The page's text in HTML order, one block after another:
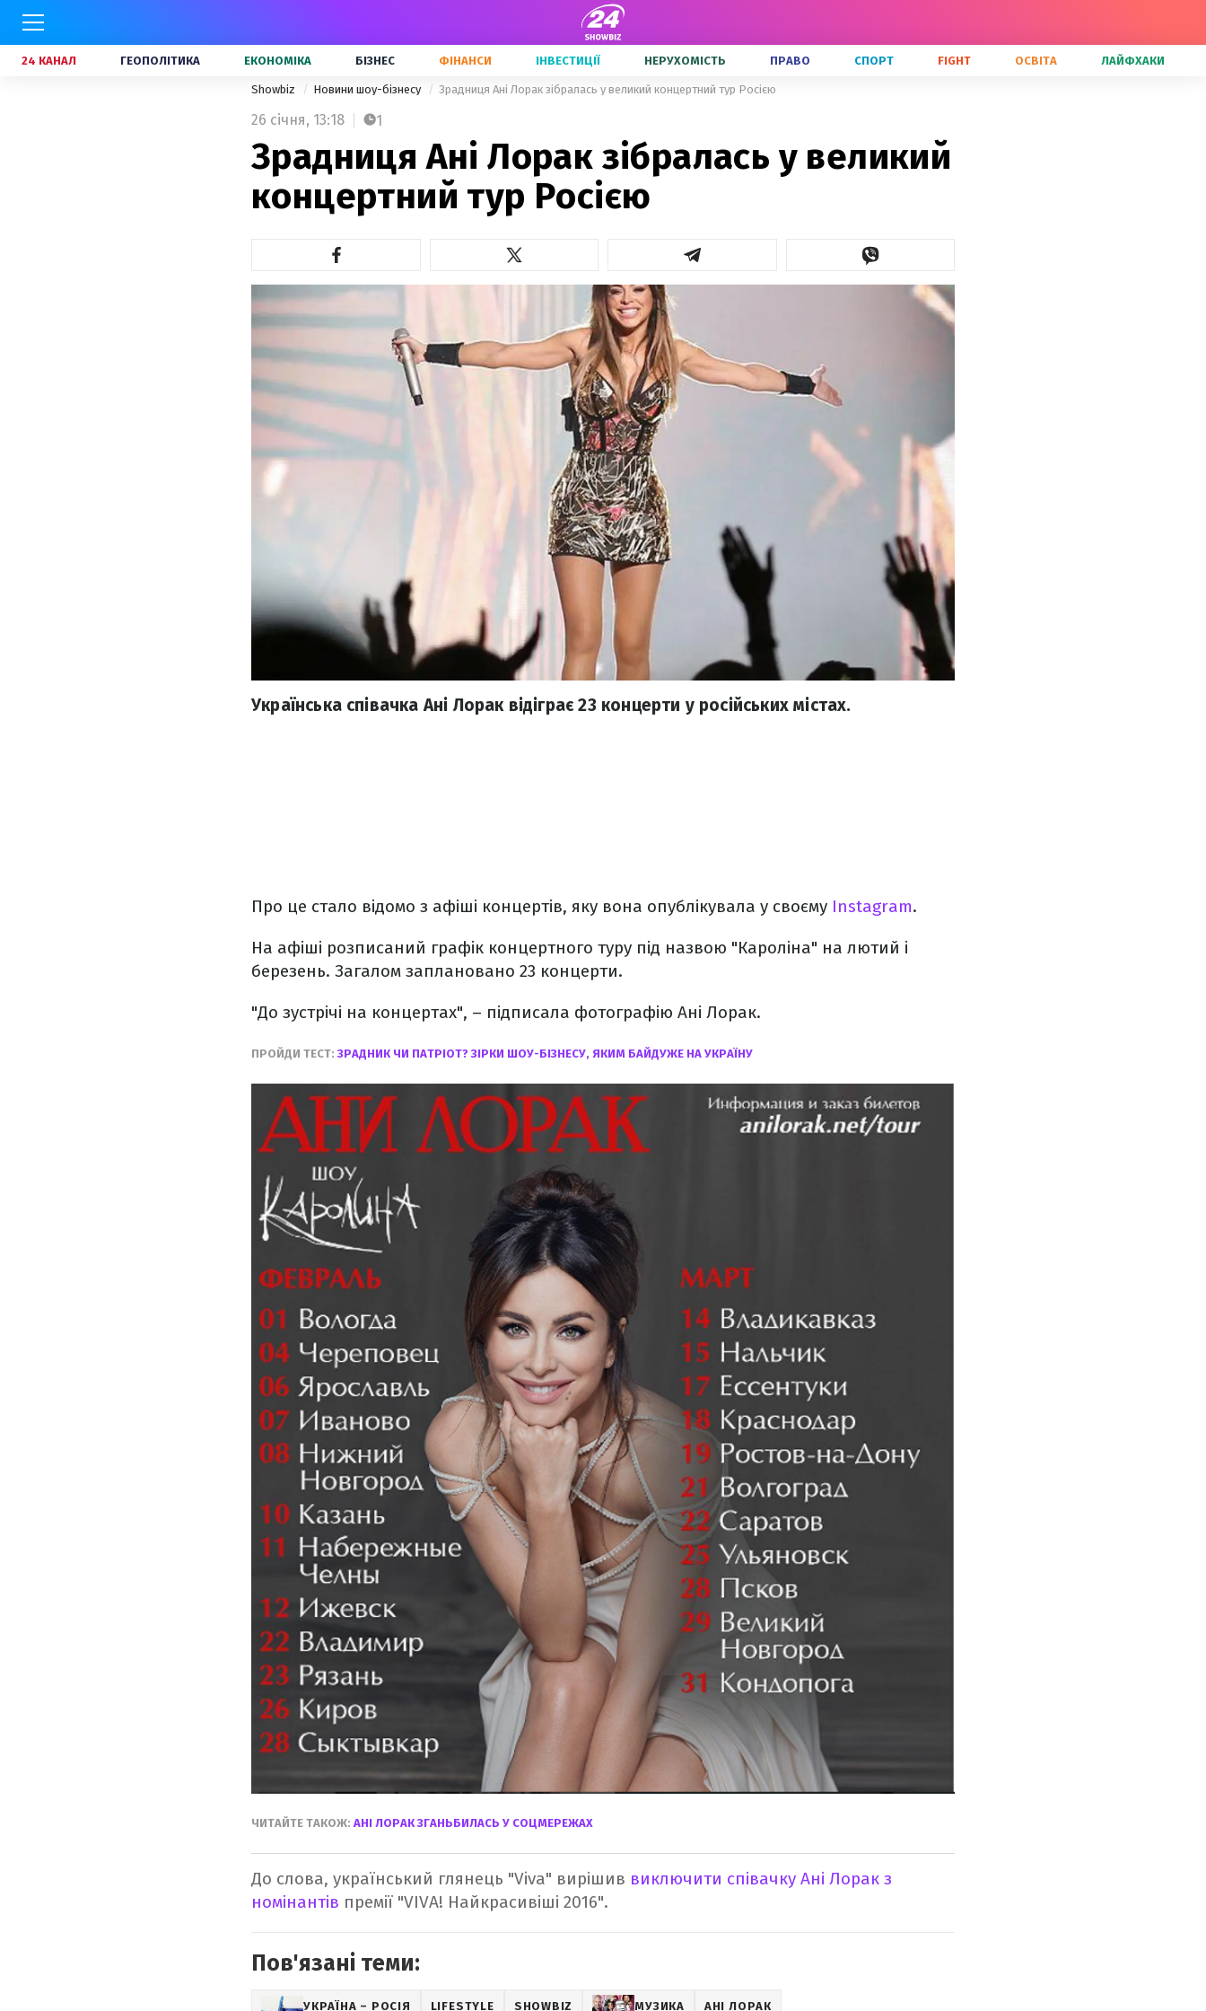
24 КАНАЛ ГЕОПОЛІТИКА ЕКОНОМІКА БІЗНЕС ФІНАНСИ ІНВЕСТИЦІЇ НЕРУХОМІСТЬ ПРАВО СПОРТ FIGHT ОСВІТА ЛАЙФХАКИ
Showbiz Новини шоу-бізнесу Зрадниця Ані Лорак зібралась у великий концертний тур Росією
26 січня, 13:18 1
Зрадниця Ані Лорак зібралась у великий
концертний тур Росією
Українська співачка Ані Лорак відіграє 23 концерти у російських містах.
Про це стало відомо з афіші концертів, яку вона опублікувала у своєму Іnstagram.
На афіші розписаний графік концертного туру під назвою "Кароліна" на лютий і
березень. Загалом заплановано 23 концерти.
"До зустрічі на концертах", – підписала фотографію Ані Лорак.
ПРОЙДИ ТЕСТ:ЗРАДНИК ЧИ ПАТРІОТ? ЗІРКИ ШОУ-БІЗНЕСУ, ЯКИМ БАЙДУЖЕ НА УКРАЇНУ
ЧИТАЙТЕ ТАКОЖ: АНІ ЛОРАК ЗГАНЬБИЛАСЬ У СОЦМЕРЕЖАХ
До слова, український глянець "Viva" вирішив виключити співачку Ані Лорак з
номінантів премії "VIVA! Найкрасивіші 2016".
Пов'язані теми:
УКРАЇНА – РОСІЯ LIFESTYLE SHOWBIZ МУЗИКА АНІ ЛОРАК